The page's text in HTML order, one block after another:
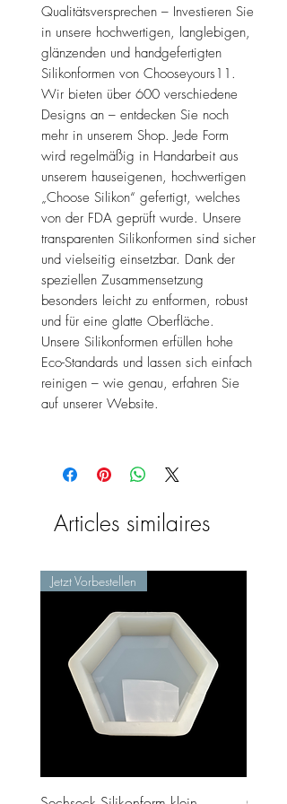
Qualitätsversprechen – Investieren Sie
in unsere hochwertigen, langlebigen,
glänzenden und handgefertigten
Silikonformen von Chooseyours11.
Wir bieten über 600 verschiedene
Designs an – entdecken Sie noch
mehr in unserem Shop. Jede Form
wird regelmäßig in Handarbeit aus
unserem hauseigenen, hochwertigen
„Choose Silikon“ gefertigt, welches
von der FDA geprüft wurde. Unsere
transparenten Silikonformen sind sicher
und vielseitig einsetzbar. Dank der
speziellen Zusammensetzung
besonders leicht zu entformen, robust
und für eine glatte Oberfläche.
Unsere Silikonformen erfüllen hohe
Eco-Standards und lassen sich einfach
reinigen – wie genau, erfahren Sie
auf unserer Website.
Articles similaires
Jetzt Vorbestellen